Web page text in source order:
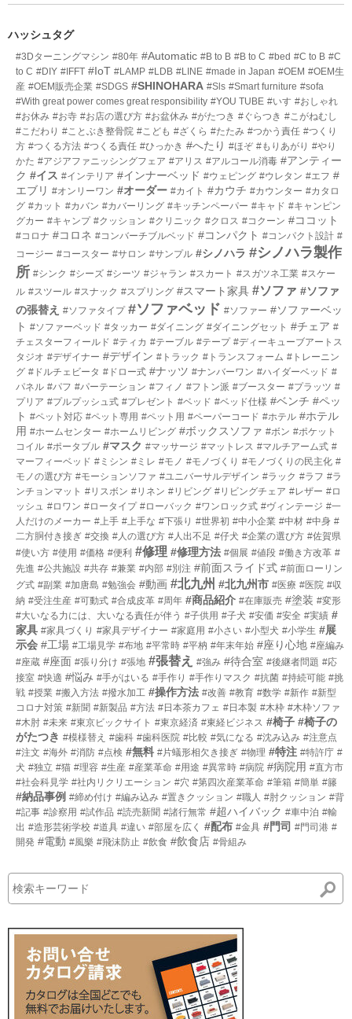
ー
リ
数
ハッシュタグ
#3Dターニングマシン #80年 #Automatic #B to B #B to C #bed #C to B #C
to C #DIY #IFFT #IoT #LAMP #LDB #LINE #made in Japan #OEM #OEM生
産 #OEM販売企業 #SDGS #SHINOHARA #Sls #Smart furniture #sofa
#With great power comes great responsibility #YOU TUBE #いす #おしゃれ
#お休み #お寺 #お店の選び方 #お盆休み #がたつき #ぐらつき #こがねむし
#こだわり #ことぶき整骨院 #こども #ざくら #たたみ #つかう責任 #つくり
方 #つくる方法 #つくる責任 #ひっかき #へたり #ほぞ #もりあがり #やり
かた #アジアファニッシングフェア #アリス #アルコール消毒 #アンティー
ク #イス #インテリア #インナーベッド #ウェピング #ウレタン #エフ #
エブリ #オンリーワン #オーダー #カイト #カウチ #カウンター #カタロ
グ #カット #カバン #カバーリング #キッチンペーパー #キャド #キャンピン
グカー #キャンプ #クッション #クリニック #クロス #コクーン #ココット
#コロナ #コロネ #コンバーチブルベッド #コンパクト #コンパクト設計 #
コージー #コースター #サロン #サンプル #シノハラ #シノハラ製作
所 #シンク #シーズ #シーツ #ジャラン #スカート #スガツネ工業 #スケー
ル #スツール #スナック #スプリング #スマート家具 #ソファ #ソファ
の張替え #ソファタイプ #ソファベッド #ソファー #ソファーベッ
ト #ソファーベッド #タッカー #ダイニング #ダイニングセット #チェア #
チェスターフィールド #ティカ #テーブル #テープ #ディーキューブアートス
タジオ #デザイナー #デザイン #トラック #トランスフォーム #トレーニン
グ #ドルチェビータ #ドロー式 #ナッツ #ナンバーワン #ハイダーベッド #
パネル #パフ #パーテーション #フィノ #フトン派 #ブースター #プラッツ #
プリア #プルプッシュ式 #プレゼント #ベッド #ベッド仕様 #ベンチ #ペッ
ト #ペット対応 #ペット専用 #ペット用 #ペーパーコード #ホテル #ホテル
用 #ホームセンター #ホームリビング #ボックスソファ #ボン #ポケット
コイル #ポータブル #マスク #マッサージ #マットレス #マルチアーム式 #
マーフィーベッド #ミシン #ミレ #モノ #モノづくり #モノづくりの民主化 #
モノの選び方 #モーションソファ #ユニバーサルデザイン #ラック #ラフ #ラ
ンチョンマット #リスボン #リネン #リビング #リビングチェア #レザー #ロ
ッシュ #ロワン #ロータイプ #ローバック #ワンロック式 #ヴィンテージ #一
人だけのメーカー #上手 #上手な #下張り #世界初 #中小企業 #中材 #中身 #
二方胴付き接ぎ #交換 #人の選び方 #人出不足 #仔犬 #企業の選び方 #佐賀県
#使い方 #使用 #価格 #便利 #修理 #修理方法 #個展 #値段 #働き方改革 #
先進 #公共施設 #共存 #兼業 #内部 #別注 #前面スライド式 #前面ローリン
グ式 #副業 #加唐島 #勉強会 #動画 #北九州 #北九州市 #医療 #医院 #収
納 #受注生産 #可動式 #合成皮革 #周年 #商品紹介 #在庫販売 #塗装 #変形
#大いなる力には、大いなる責任が伴う #子供用 #子犬 #安価 #安全 #実績 #
家具 #家具づくり #家具デザイナー #家庭用 #小さい #小型犬 #小学生 #展
示会 #工場 #工場見学 #布地 #平常時 #平枘 #年末年始 #座り心地 #座編み
#座蔵 #座面 #張り分け #張地 #張替え #強み #待合室 #後継者問題 #応
接室 #快適 #悩み #手がはいる #手作り #手作りマスク #抗菌 #持続可能 #挑
戦 #授業 #搬入方法 #撥水加工 #操作方法 #改善 #教育 #数学 #新作 #新型
コロナ対策 #新聞 #新製品 #方法 #日本茶カフェ #日本製 #木枠 #木枠ソファ
#木肘 #未来 #東京ビックサイト #東京経済 #東経ビジネス #椅子 #椅子の
がたつき #模様替え #歯科 #歯科医院 #比較 #気になる #沈み込み #注意点
#注文 #海外 #消防 #点検 #無料 #片蟻形相欠き接ぎ #物理 #特注 #特許庁 #
犬 #独立 #猫 #理容 #生産 #産業革命 #用途 #異常時 #病院 #病院用 #直方市
#社会科見学 #社内リクリエーション #穴 #第四次産業革命 #筆箱 #簡単 #籐
#納品事例 #締め付け #編み込み #置きクッション #職人 #肘クッション #背
#記事 #診察用 #試作品 #読売新聞 #諸行無常 #超ハイバック #車中泊 #輸
出 #造形芸術学校 #道具 #違い #部屋を広く #配布 #金具 #門司 #門司港 #
開発 #電動 #風樂 #飛沫防止 #飲食 #飲食店 #骨組み